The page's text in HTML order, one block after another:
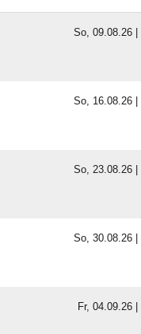
So, 09.08.26 |
So, 16.08.26 |
So, 23.08.26 |
So, 30.08.26 |
Fr, 04.09.26 |